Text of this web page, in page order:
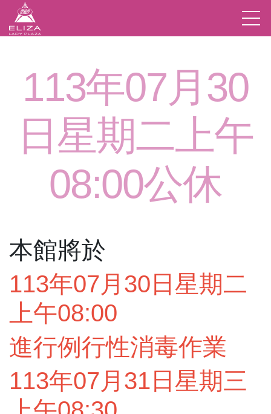
113年07月30
日星期二上午
08:00公休
本館將於
113年07月30日星期二
上午08:00
進行例行性消毒作業
113年07月31日星期三